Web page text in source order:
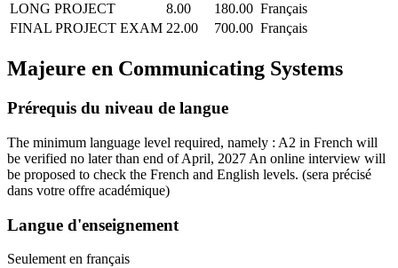
LONG PROJECT
8.00 180.00 Français
FINAL PROJECT EXAM 22.00 700.00 Français
Majeure en Communicating Systems
Prérequis du niveau de langue
The minimum language level required, namely : A2 in French will
be verified no later than end of April, 2027 An online interview will
be proposed to check the French and English levels. (sera précisé
dans votre offre académique)
Langue d'enseignement
Seulement en français